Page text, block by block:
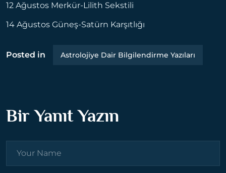
12 Ağustos Merkür-Lilith Sekstili
14 Ağustos Güneş-Satürn Karşıtlığı
Posted in Astrolojiye Dair Bilgilendirme Yazıları
Bir Yanıt Yazın